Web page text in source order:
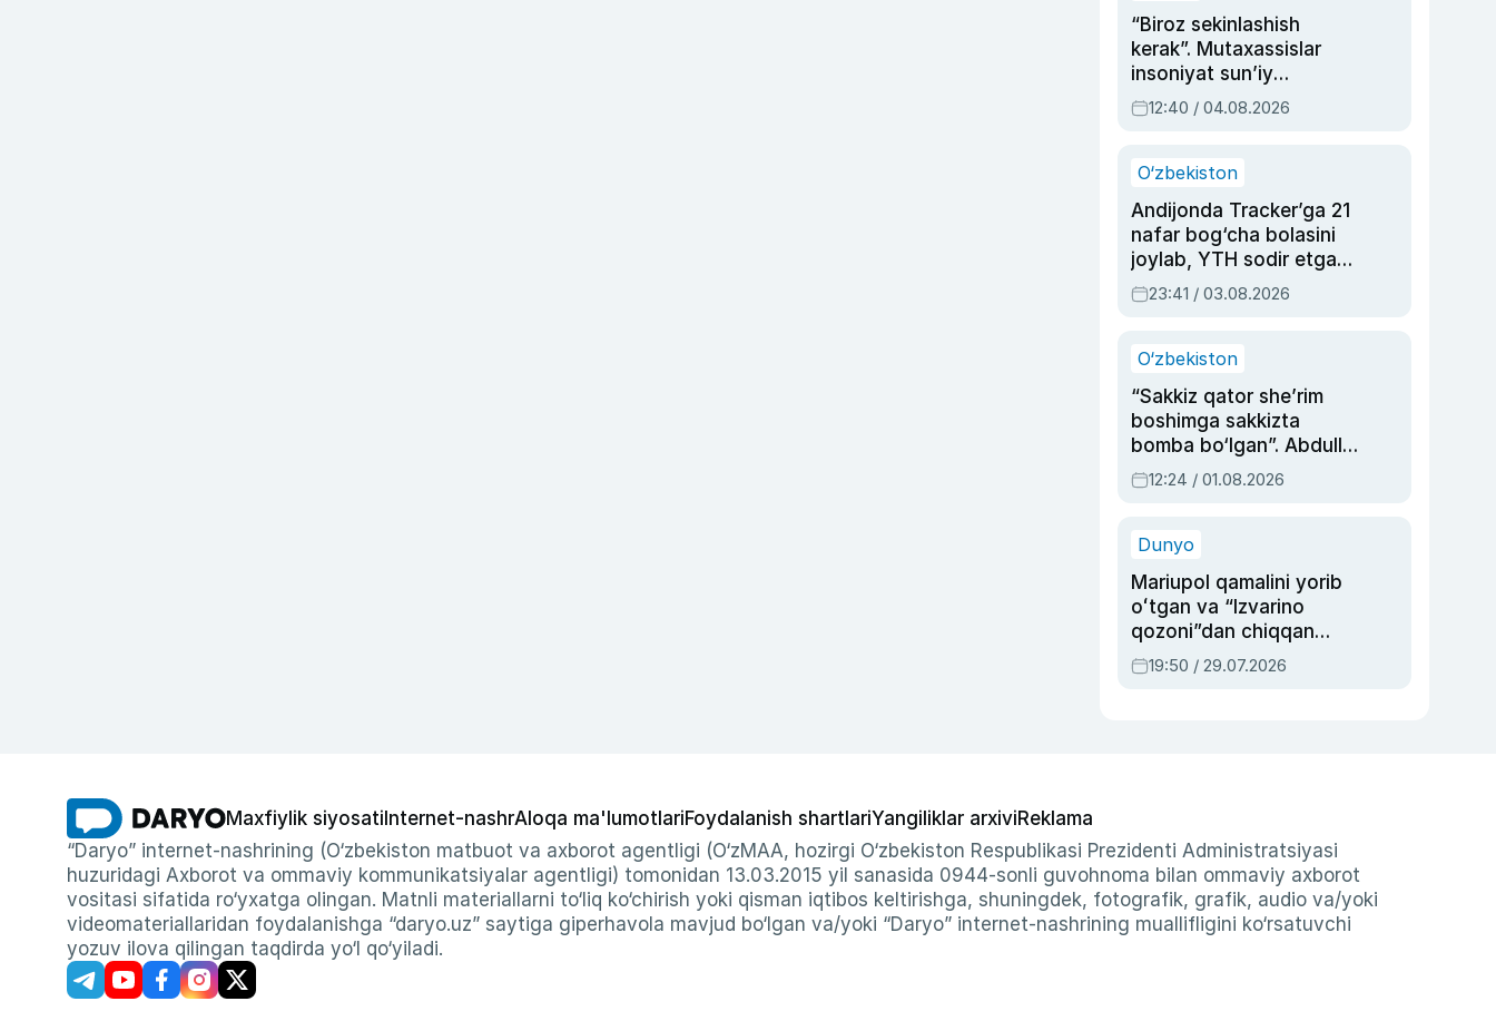
“Biroz sekinlashish
kerak”. Mutaxassislar
insoniyat sun’iy
intellektni boshqara
olmay qolishidan xavotir
12:40 / 04.08.2026
O‘zbekiston
Andijonda Tracker’ga 21
nafar bog‘cha bolasini
joylab, YTH sodir etgan
ayolga sud hukmi o‘qildi
23:41 / 03.08.2026
O‘zbekiston
“Sakkiz qator she’rim
boshimga sakkizta
bomba bo‘lgan”. Abdulla
Oripovni siyosiy
ayblovlardan asrab
12:24 / 01.08.2026
Dunyo
Mariupol qamalini yorib
oʻtgan va “Izvarino
qozoni”dan chiqqan
qahramon — Ukraina
armiyasi bosh
19:50 / 29.07.2026
Maxfiylik siyosati Internet-nashrAloqa ma'lumotlariFoydalanish shartlariYangiliklar arxiviReklama
“Daryo” internet-nashrining (O‘zbekiston matbuot va axborot agentligi (O‘zMAA, hozirgi O‘zbekiston Respublikasi Prezidenti Administratsiyasi
huzuridagi Axborot va ommaviy kommunikatsiyalar agentligi) tomonidan 13.03.2015 yil sanasida 0944-sonli guvohnoma bilan ommaviy axborot
vositasi sifatida ro‘yxatga olingan. Matnli materiallarni to‘liq ko‘chirish yoki qisman iqtibos keltirishga, shuningdek, fotografik, grafik, audio va/yoki
videomateriallaridan foydalanishga “daryo.uz” saytiga giperhavola mavjud bo‘lgan va/yoki “Daryo” internet-nashrining muallifligini ko‘rsatuvchi
yozuv ilova qilingan taqdirda yo‘l qo‘yiladi.